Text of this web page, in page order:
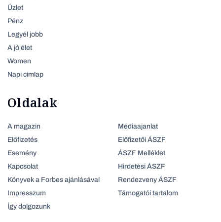
Üzlet
Pénz
Legyél jobb
A jó élet
Women
Napi címlap
Oldalak
A magazin
Előfizetés
Esemény
Kapcsolat
Könyvek a Forbes ajánlásával
Impresszum
Így dolgozunk
Médiaajanlat
Előfizetői ÁSZF
ÁSZF Melléklet
Hirdetési ÁSZF
Rendezveny ÁSZF
Támogatói tartalom